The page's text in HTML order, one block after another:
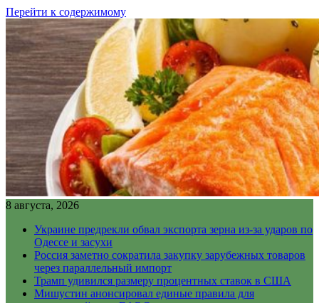
Перейти к содержимому
8 августа, 2026
Украине предрекли обвал экспорта зерна из-за ударов по
Одессе и засухи
Россия заметно сократила закупку зарубежных товаров
через параллельный импорт
Трамп удивился размеру процентных ставок в США
Мишустин анонсировал единые правила для